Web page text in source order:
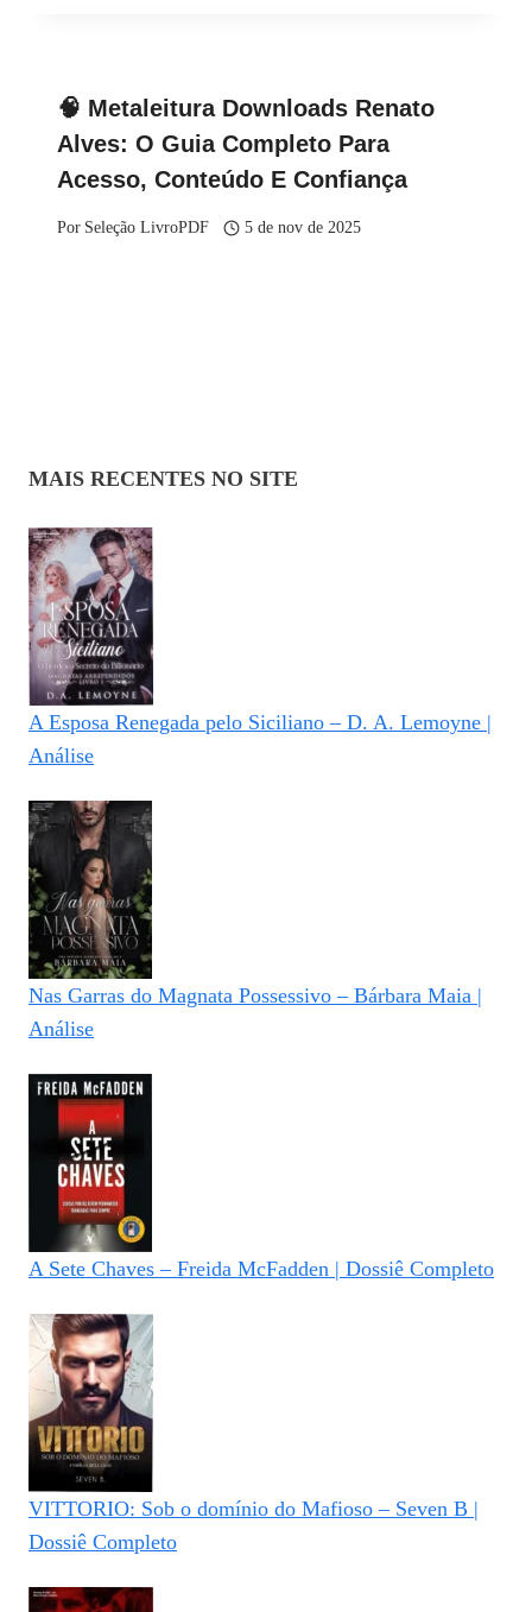
🧠 Metaleitura Downloads Renato
Alves: O Guia Completo Para
Acesso, Conteúdo E Confiança
Por Seleção LivroPDF 5 de nov de 2025
MAIS RECENTES NO SITE
A Esposa Renegada pelo Siciliano – D. A. Lemoyne |
Análise
Nas Garras do Magnata Possessivo – Bárbara Maia |
Análise
A Sete Chaves – Freida McFadden | Dossiê Completo
VITTORIO: Sob o domínio do Mafioso – Seven B |
Dossiê Completo